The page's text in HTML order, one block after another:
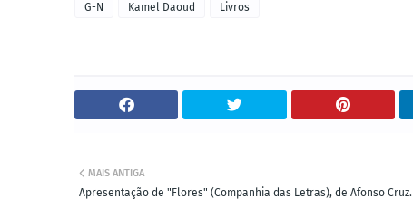
G-N Kamel Daoud Livros
MAIS ANTIGA
Apresentação de "Flores" (Companhia das Letras), de Afonso Cruz.